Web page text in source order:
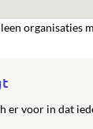
organisaties
er voor in dat